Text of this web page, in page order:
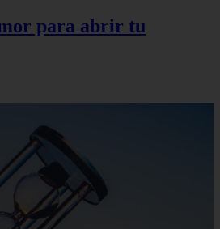
para abrir tu